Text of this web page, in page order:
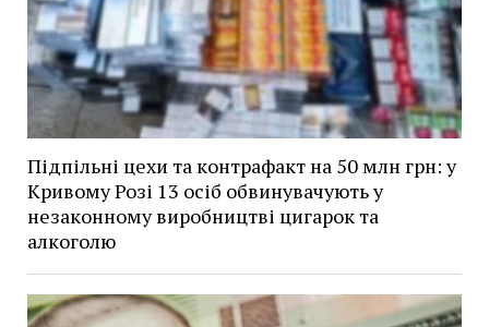
Підпільні цехи та контрафакт на 50 млн грн: у
Кривому Розі 13 осіб обвинувачують у
незаконному виробництві цигарок та
алкоголю